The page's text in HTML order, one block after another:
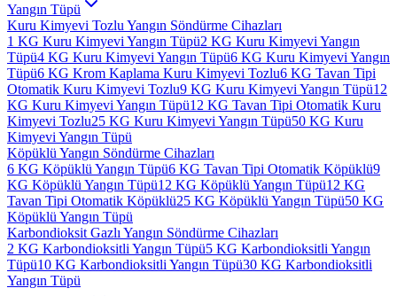
Yangın Tüpü
Kuru Kimyevi Tozlu Yangın Söndürme Cihazları
1 KG Kuru Kimyevi Yangın Tüpü2 KG Kuru Kimyevi Yangın
Tüpü4 KG Kuru Kimyevi Yangın Tüpü6 KG Kuru Kimyevi Yangın
Tüpü6 KG Krom Kaplama Kuru Kimyevi Tozlu6 KG Tavan Tipi
Otomatik Kuru Kimyevi Tozlu9 KG Kuru Kimyevi Yangın Tüpü12
KG Kuru Kimyevi Yangın Tüpü12 KG Tavan Tipi Otomatik Kuru
Kimyevi Tozlu25 KG Kuru Kimyevi Yangın Tüpü50 KG Kuru
Kimyevi Yangın Tüpü
Köpüklü Yangın Söndürme Cihazları
6 KG Köpüklü Yangın Tüpü6 KG Tavan Tipi Otomatik Köpüklü9
KG Köpüklü Yangın Tüpü12 KG Köpüklü Yangın Tüpü12 KG
Tavan Tipi Otomatik Köpüklü25 KG Köpüklü Yangın Tüpü50 KG
Köpüklü Yangın Tüpü
Karbondioksit Gazlı Yangın Söndürme Cihazları
2 KG Karbondioksitli Yangın Tüpü5 KG Karbondioksitli Yangın
Tüpü10 KG Karbondioksitli Yangın Tüpü30 KG Karbondioksitli
Yangın Tüpü